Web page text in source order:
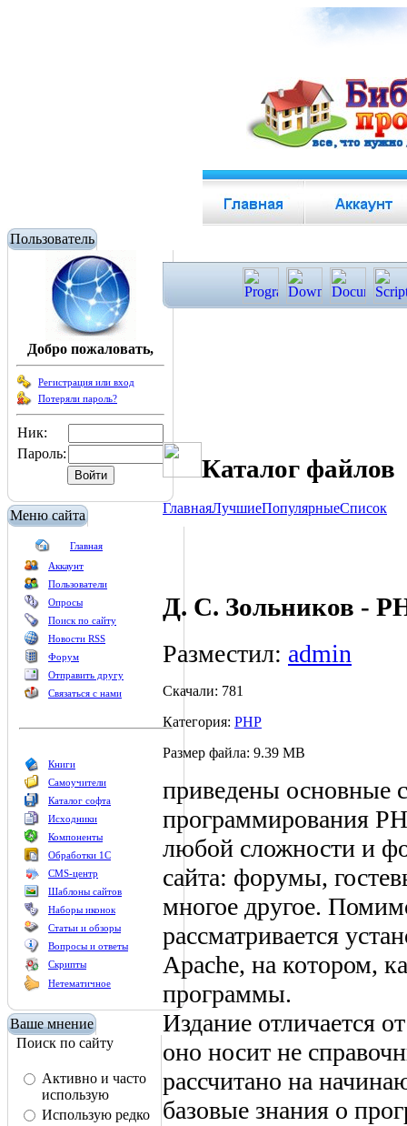
Пользователь
Добро пожаловать,
Регистрация или вход
Потеряли пароль?
Ник:
Пароль:
Меню сайта
Главная
Аккаунт
Пользователи
Опросы
Поиск по сайту
Новости RSS
Форум
Отправить другу
Связаться с нами
Книги
Самоучители
Каталог софта
Исходники
Компоненты
Обработки 1С
CMS-центр
Шаблоны сайтов
Наборы иконок
Статьи и обзоры
Вопросы и ответы
Скрипты
Нетематичное
Ваше мнение
Поиск по сайту
Активно и часто
использую
Использую редко
Каталог файлов
ГлавнаяЛучшиеПопулярныеСписок
Д. С. Зольников -
Разместил: admin
Скачали: 781
Категория: PHP
Размер файла: 9.39 MB
приведены основные
программирования
любой сложности и
сайта: форумы,
многое другое.
рассматривается
Apache, на котором,
программы.
Издание отличается
оно носит не
рассчитано на
базовые знания о